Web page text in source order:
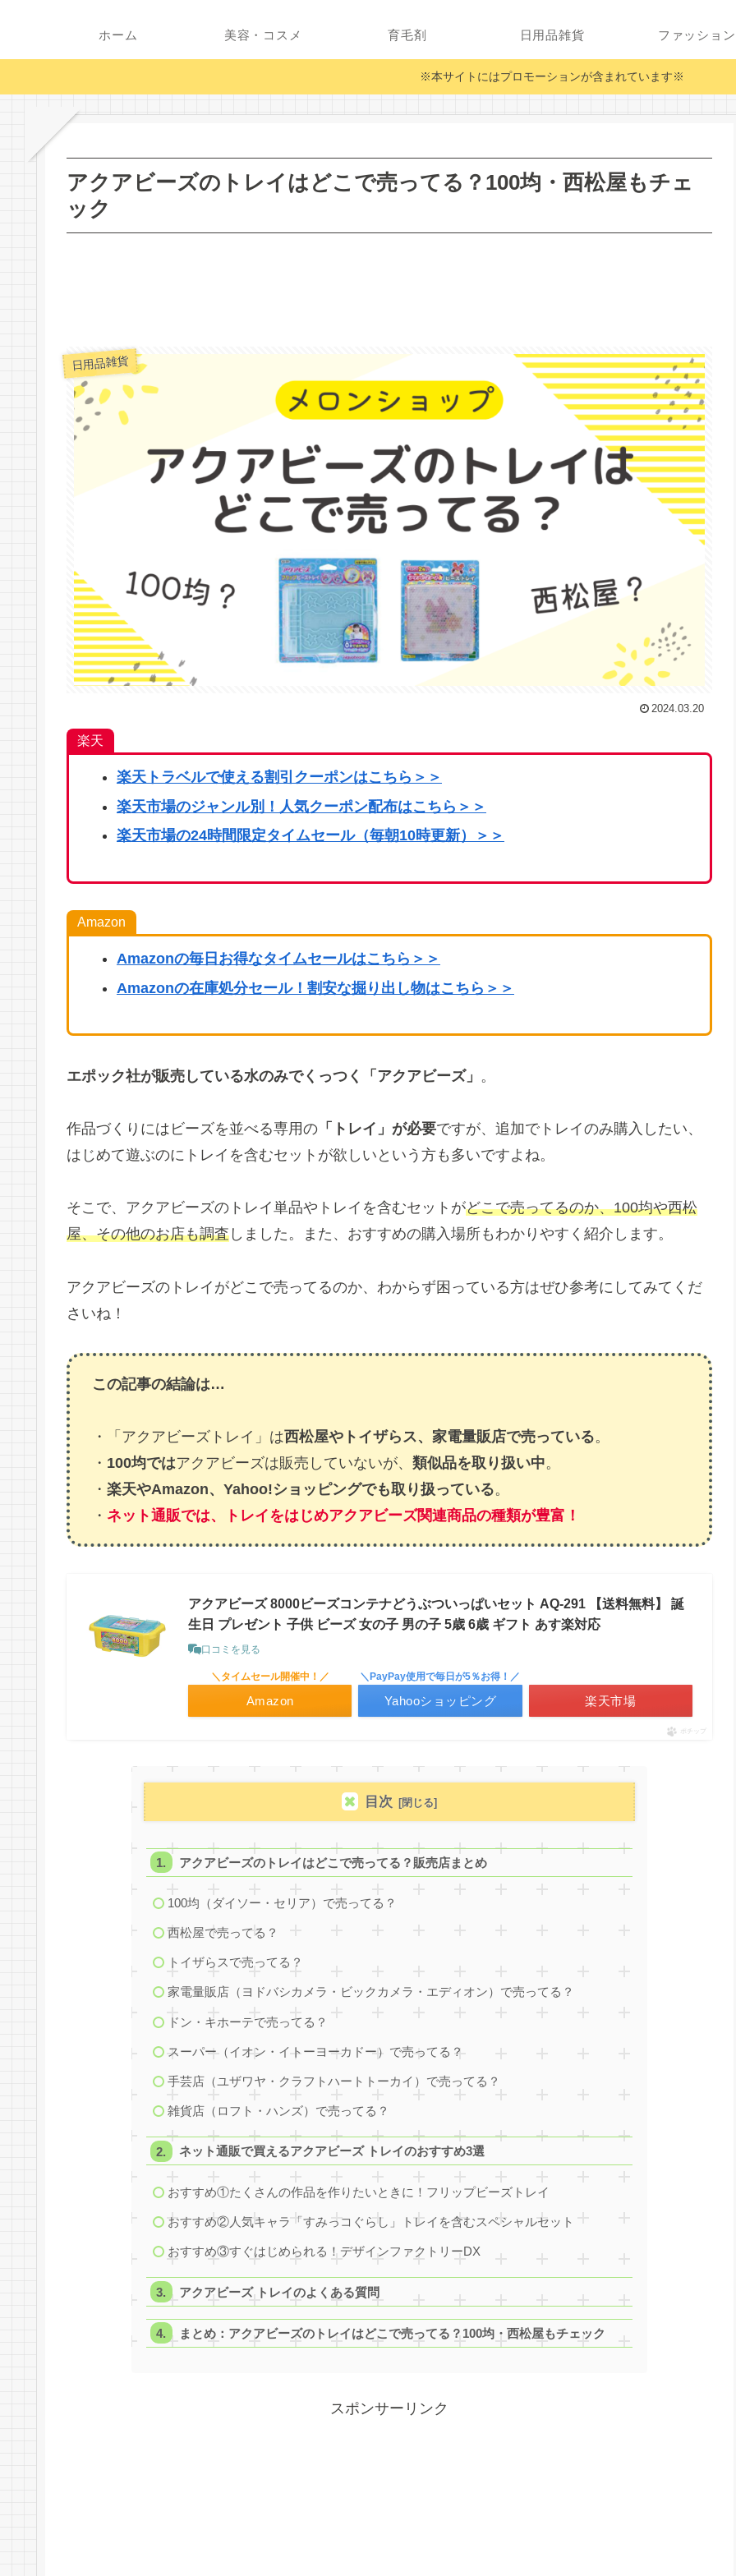
ホーム 美容・コスメ 育毛剤 日用品雑貨 ファッション
※本サイトにはプロモーションが含まれています※
アクアビーズのトレイはどこで売ってる？100均・西松屋もチェ
ック
日用品雑貨
2024.03.20
楽天
楽天トラベルで使える割引クーポンはこちら ＞＞
楽天市場のジャンル別！人気クーポン配布はこちら＞＞
楽天市場の24時間限定タイムセール（毎朝10時更新）＞＞
Amazon
Amazonの毎日お得なタイムセールはこちら＞＞
Amazonの在庫処分セール！割安な掘り出し物はこちら＞＞
エポック社が販売している水のみでくっつく「アクアビーズ」 。
作品づくりにはビーズを並べる専用の 「トレイ」が必要ですが、追加でトレイのみ購入したい、
はじめて遊ぶのにトレイを含むセットが欲しいという方も多いですよね。
そこで、アクアビーズのトレイ単品やトレイを含むセットがどこで売ってるのか、100均や西松
屋、その他のお店も調査 しました。また、おすすめの購入場所もわかりやすく紹介します。
アクアビーズのトレイがどこで売ってるのか、わからず困っている方はぜひ参考にしてみてくだ
さいね！
この記事の結論は…
・「アクアビーズトレイ」は西松屋やトイザらス、家電量販店で売っている。
・ 100均ではアクアビーズは販売していないが、 類似品を取り扱い中。
・ 楽天やAmazon、Yahoo!ショッピングでも取り扱っている。
・ ネット通販では、トレイをはじめアクアビーズ関連商品の種類が豊富！
アクアビーズ 8000ビーズコンテナどうぶついっぱいセット AQ-291 【送料無料】 誕
生日 プレゼント 子供 ビーズ 女の子 男の子 5歳 6歳 ギフト あす楽対応
口コミを見る
＼タイムセール開催中！／
Amazon 楽天市場
＼PayPay使用で毎日が5％お得！／
Yahooショッピング
ポチップ
目次
アクアビーズのトレイはどこで売ってる？販売店まとめ
100均（ダイソー・セリア）で売ってる？
西松屋で売ってる？
トイザらスで売ってる？
家電量販店（ヨドバシカメラ・ビックカメラ・エディオン）で売ってる？
ドン・キホーテで売ってる？
スーパー（イオン・イトーヨーカドー）で売ってる？
手芸店（ユザワヤ・クラフトハートトーカイ）で売ってる？
雑貨店（ロフト・ハンズ）で売ってる？
ネット通販で買えるアクアビーズ トレイのおすすめ3選
おすすめ①たくさんの作品を作りたいときに！フリップビーズトレイ
おすすめ②人気キャラ「すみっコぐらし」トレイを含むスペシャルセット
おすすめ③すぐはじめられる！デザインファクトリーDX
アクアビーズ トレイのよくある質問
まとめ：アクアビーズのトレイはどこで売ってる？100均・西松屋もチェック
スポンサーリンク